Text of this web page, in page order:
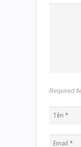
Required